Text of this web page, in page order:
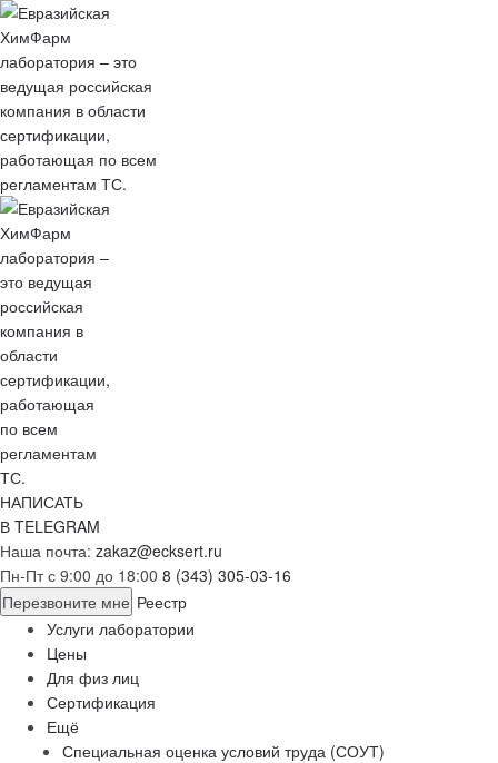
НАПИСАТЬ
В TELEGRAM
Наша почта: zakaz@ecksert.ru
Пн-Пт с 9:00 до 18:00 8 (343) 305-03-16
Перезвоните мне Реестр
Услуги лаборатории
Цены
Для физ лиц
Сертификация
Ещё
Специальная оценка условий труда (СОУТ)